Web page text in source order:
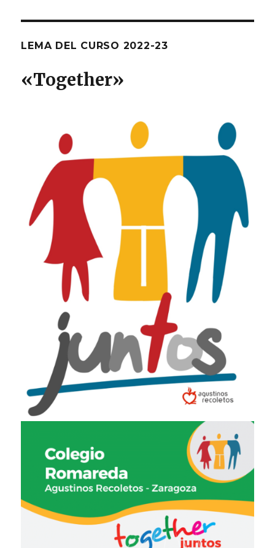
LEMA DEL CURSO 2022-23
«Together»